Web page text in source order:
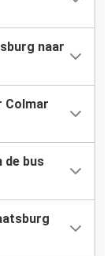
naar
Colmar
de bus